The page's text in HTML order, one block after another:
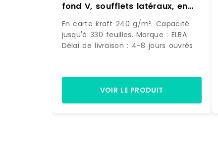
fond V, soufflets latéraux, en
carte coloris anthracite –
4002030084551
En carte kraft 240 g/m². Capacité
jusqu'à 330 feuilles. Marque : ELBA
Délai de livraison : 4-8 jours ouvrés
VOIR LE PRODUIT